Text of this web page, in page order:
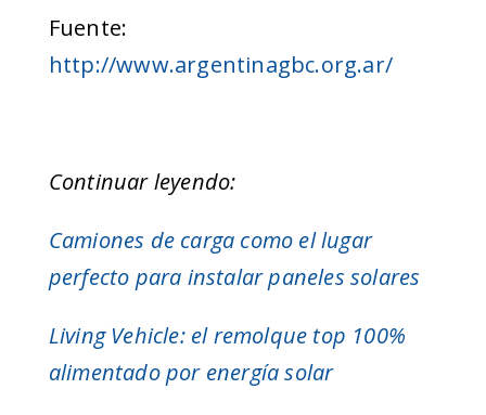
Fuente:
http://www.argentinagbc.org.ar/
Continuar leyendo:
Camiones de carga como el lugar
perfecto para instalar paneles solares
Living Vehicle: el remolque top 100%
alimentado por energía solar